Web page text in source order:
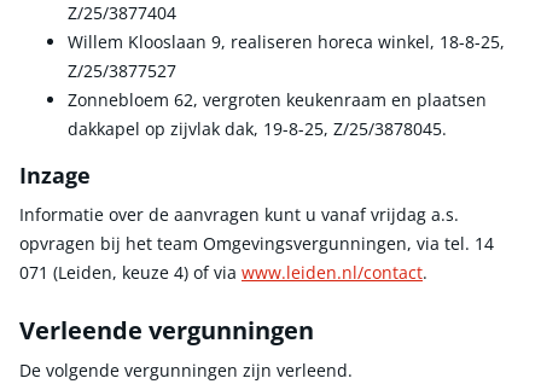
Z/25/3877404
Willem Klooslaan 9, realiseren horeca winkel, 18-8-25,
Z/25/3877527
Zonnebloem 62, vergroten keukenraam en plaatsen
dakkapel op zijvlak dak, 19-8-25, Z/25/3878045.
Inzage
Informatie over de aanvragen kunt u vanaf vrijdag a.s.
opvragen bij het team Omgevingsvergunningen, via tel. 14
071 (Leiden, keuze 4) of via www.leiden.nl/contact.
Verleende vergunningen
De volgende vergunningen zijn verleend.